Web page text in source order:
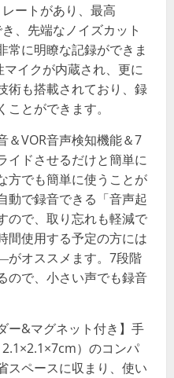
ートがあり、最高
、先端なノイズカット
常に明瞭な記録ができま
イクが内蔵され、更に
術も搭載されており、録
とができます。
VOR音声検知機能＆7
イドさせるだけと簡単に
方でも簡単に使うことが
動で録音できる「音声起
ので、取り忘れも軽減で
間使用する予定の方には
がオススメます。7段階
ので、小さい声でも録音
ー&マグネット付き】手
）のコンパ
スペースに収まり、使い